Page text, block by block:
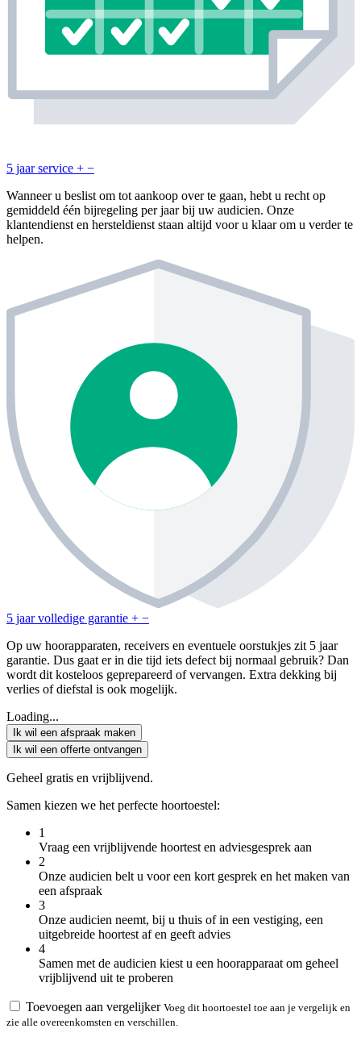
5 jaar service + −
Wanneer u beslist om tot aankoop over te gaan, hebt u recht op
gemiddeld één bijregeling per jaar bij uw audicien. Onze
klantendienst en hersteldienst staan altijd voor u klaar om u verder te
helpen.
5 jaar volledige garantie + −
Op uw hoorapparaten, receivers en eventuele oorstukjes zit 5 jaar
garantie. Dus gaat er in die tijd iets defect bij normaal gebruik? Dan
wordt dit kosteloos geprepareerd of vervangen. Extra dekking bij
verlies of diefstal is ook mogelijk.
Loading...
Ik wil een afspraak maken
Ik wil een offerte ontvangen
Geheel gratis en vrijblijvend.
Samen kiezen we het perfecte hoortoestel:
1
Vraag een vrijblijvende hoortest en adviesgesprek aan
2
Onze audicien belt u voor een kort gesprek en het maken van
een afspraak
3
Onze audicien neemt, bij u thuis of in een vestiging, een
uitgebreide hoortest af en geeft advies
4
Samen met de audicien kiest u een hoorapparaat om geheel
vrijblijvend uit te proberen
Toevoegen aan vergelijker Voeg dit hoortoestel toe aan je vergelijk en
zie alle overeenkomsten en verschillen.